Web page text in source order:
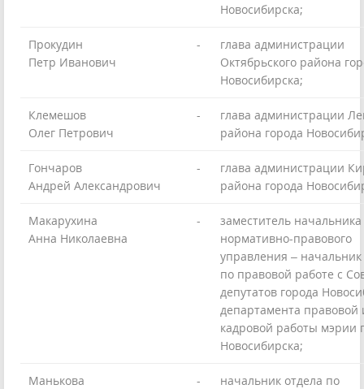
Новосибирска;
Прокудин
Петр Иванович
-
глава администрации
Октябрьского района
Новосибирска;
Клемешов
Олег Петрович
-
глава администрации
района города
Гончаров
Андрей Александрович
-
глава администрации
района города
Макарухина
Анна Николаевна
-
заместитель начальника
нормативно-правового
управления – начальник
по правовой работе с
депутатов города
департамента правовой
кадровой работы мэрии
Новосибирска;
Манькова
-
начальник отдела по